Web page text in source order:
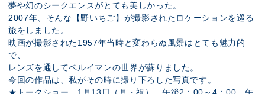
夢や幻のシークエンスがとても美しかった。
2007年、そんな【野いちご】が撮影されたロケーションを巡る
旅をしました。
映画が撮影された1957年当時と変わらぬ風景はとても魅力的
で、
レンズを通してベルイマンの世界が蘇りました。
今回の作品は、私がその時に撮り下ろした写真です。